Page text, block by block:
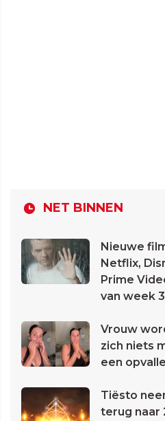
NET BINNEN
Nieuwe
Netflix,
Prime
van week
Vrouw
zich niets
een
Tiësto
terug naar